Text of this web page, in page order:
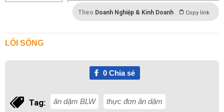
Theo Doanh Nghiệp & Kinh Doanh Copy link
LỐI SỐNG
0Chia sẻ
Tag: ăn dặm BLW thực đơn ăn dặm